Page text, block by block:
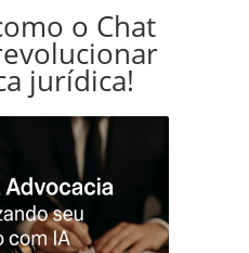
o Chat
jurídica!